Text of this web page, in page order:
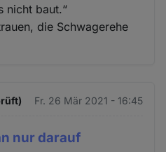
nicht baut.“
die Schwagerehe
Fr. 26 Mär 2021 - 16:45
nur darauf